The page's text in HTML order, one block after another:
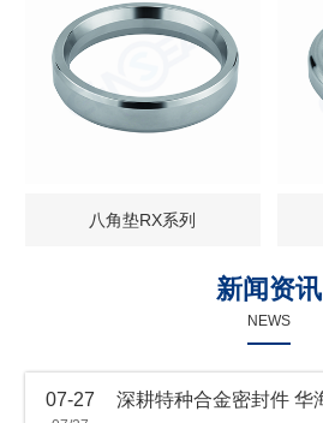
八角垫RX系列
新闻资讯
NEWS
07-27 深耕特种合金密封件 华